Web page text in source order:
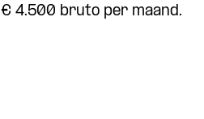
€ 4.500 bruto per maand.